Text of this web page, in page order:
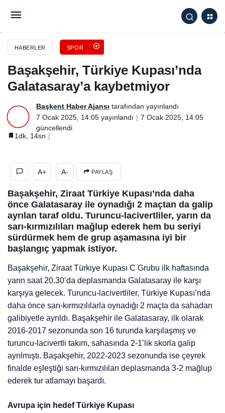
HABERLER SPOR
Başakşehir, Türkiye Kupası’nda
Galatasaray’a kaybetmiyor
Başkent Haber Ajansı tarafından yayınlandı
7 Ocak 2025, 14:05 yayınlandı
7 Ocak 2025, 14:05
güncellendi
1dk, 14sn
A+ A- PAYLAŞ
Başakşehir, Ziraat Türkiye Kupası’nda daha
önce Galatasaray ile oynadığı 2 maçtan da galip
ayrılan taraf oldu. Turuncu-lacivertliler, yarın da
sarı-kırmızılıları mağlup ederek hem bu seriyi
sürdürmek hem de grup aşamasına iyi bir
başlangıç yapmak istiyor.
Başakşehir, Ziraat Türkiye Kupası C Grubu ilk haftasında
yarın saat 20.30’da deplasmanda Galatasaray ile karşı
karşıya gelecek. Turuncu-lacivertliler, Türkiye Kupası’nda
daha önce sarı-kırmızılılarla oynadığı 2 maçta da sahadan
galibiyetle ayrıldı. Başakşehir ile Galatasaray, ilk olarak
2016-2017 sezonunda son 16 turunda karşılaşmış ve
turuncu-lacivertli takım, sahasında 2-1’lik skorla galip
ayrılmıştı. Başakşehir, 2022-2023 sezonunda ise çeyrek
finalde eşleştiği sarı-kırmızılıları deplasmanda 3-2 mağlup
ederek tur atlamayı başardı.
Avrupa için hedef Türkiye Kupası
Başakşehir, Türkiye Kupası’nda Galatasaray’a
kaybetmiyor